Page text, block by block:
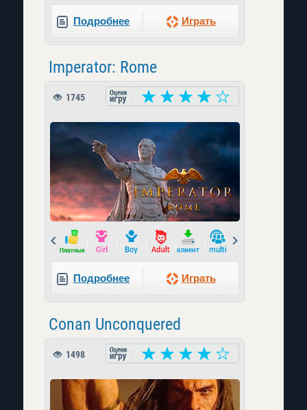
Подробнее Играть
Imperator: Rome
1745
Prev
Подробнее Играть
Conan Unconquered
1498